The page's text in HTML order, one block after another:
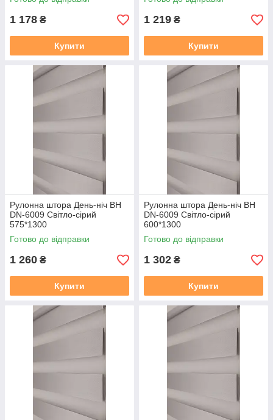
1 178 ₴
Купити
1 219 ₴
Купити
Рулонна штора День-ніч BН
DN-6009 Світло-сірий
575*1300
Готово до відправки
1 260 ₴
Купити
Рулонна штора День-ніч BН
DN-6009 Світло-сірий
600*1300
Готово до відправки
1 302 ₴
Купити